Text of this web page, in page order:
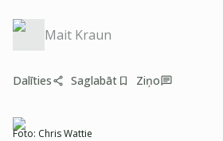
Mait Kraun
Dalīties Saglabāt Ziņo
Foto: Chris Wattie